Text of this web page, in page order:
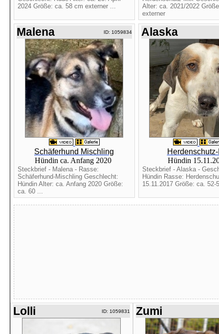
2024 Größe: ca. 58 cm externer ...
Alter: ca. 2021/2022
externer
Malena ID: 1059834
Schäferhund Mischling
Hündin ca. Anfang 2020
Steckbrief - Malena - Rasse:
Schäferhund-Mischling Geschlecht:
Hündin Alter: ca. Anfang 2020 Größe:
ca. 60 ...
Alaska
Hündin
Steckbrief - Alaska -
Hündin Rasse:
15.11.2017 Größe: ca. 52-
Lolli ID: 1059831 Zumi